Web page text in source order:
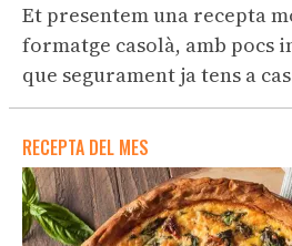
Et presentem una recepta
formatge casolà, amb pocs
que segurament ja tens a
RECEPTA DEL MES